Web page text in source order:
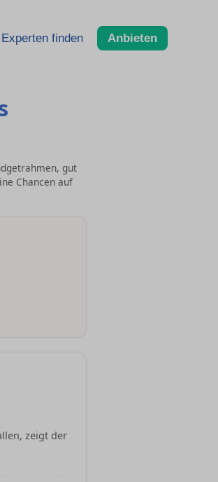
Experten finden Anbieten
gut
Chancen auf
zeigt der